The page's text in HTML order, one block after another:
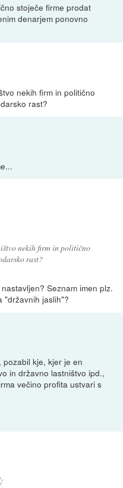
stoječe firme prodat
denarjem ponovno
nekih firm in politično
rast?
nekih firm in politično
rast?
Seznam imen plz.
"državnih jaslih"?
kje, kjer je en
in državno lastništvo ipd.,
večino profita ustvari s
: